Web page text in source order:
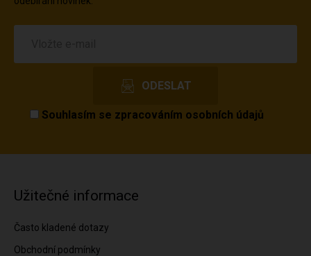
Souhlasím se zpracováním osobních údajů
Užitečné informace
Často kladené dotazy
Obchodní podmínky